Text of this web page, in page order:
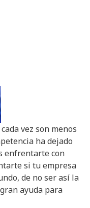
vez son menos
ha dejado
enfrentarte con
si tu empresa
de no ser así la
ayuda para